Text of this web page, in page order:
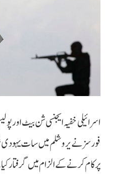
اسرائیلی خفیہ ایجنسی شن بیٹ اور
فورسز نے یروشلم میں سات یہودی
پر کام کرنے کے الزام میں گرفتار